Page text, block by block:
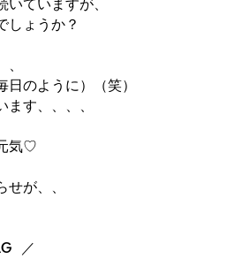
しょうか？
のように）（笑）
す、、、、
気♡
が、、
／